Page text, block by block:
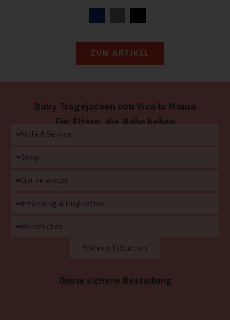
ZUM ARTIKEL
Baby Tragejacken von Viva la Mama
Für Eltern, die Nähe lieben
Hilfe & Service
Shop
Gut zu wissen
Erfahrung & Inspiration
Rechtliches
Widerrufsbutton
Deine sichere Bestellung